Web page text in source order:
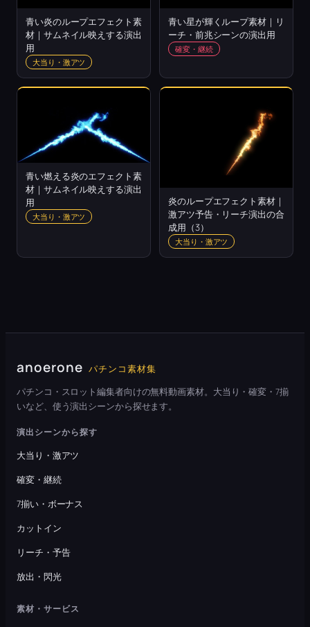
青い炎のループエフェクト素
材｜サムネイル映えする演出
用
大当り・激アツ
青い星が輝くループ素材｜リ
ーチ・前兆シーンの演出用
確変・継続
青い燃える炎のエフェクト素
材｜サムネイル映えする演出
用
大当り・激アツ
炎のループエフェクト素材｜
激アツ予告・リーチ演出の合
成用（3）
大当り・激アツ
anoerone パチンコ素材集
パチンコ・スロット編集者向けの無料動画素材。大当り・確変・7揃
いなど、使う演出シーンから探せます。
演出シーンから探す
大当り・激アツ
確変・継続
7揃い・ボーナス
カットイン
リーチ・予告
放出・閃光
素材・サービス